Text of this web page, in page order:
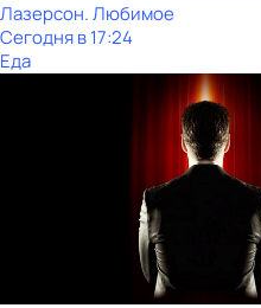
Лазерсон. Любимое
Сегодня в 17:24
Еда